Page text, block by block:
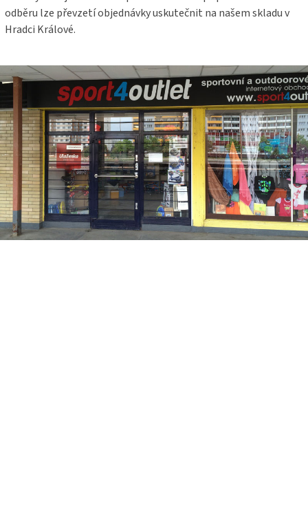
odběru lze převzetí objednávky uskutečnit na našem skladu v
Hradci Králové.